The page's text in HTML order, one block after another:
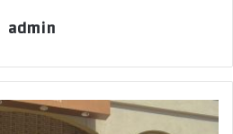
admin